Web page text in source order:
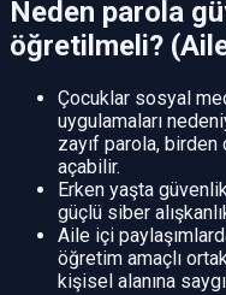
Neden parola
öğretilmeli?
Çocuklar sosyal
uygulamaları
zayıf parola,
açabilir.
Erken yaşta
güçlü siber
Aile içi
öğretim amaçlı
kişisel alanına